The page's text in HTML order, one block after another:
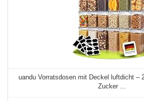
uandu Vorratsdosen mit Deckel luftdicht –
Zucker ...